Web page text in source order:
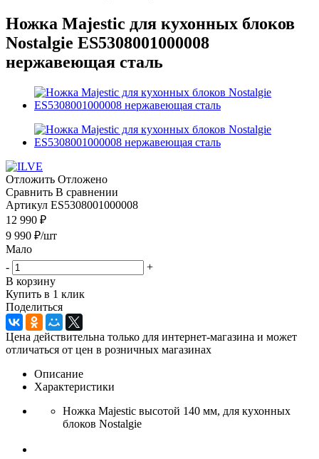
Ножка Majestic для кухонных блоков
Nostalgie ES5308001000008
нержавеющая сталь
Отложить Отложено
Сравнить В сравнении
Артикул ES5308001000008
12 990 ₽
9 990 ₽/шт
Мало
-
+
В корзину
Купить в 1 клик
Поделиться
Цена действительна только для интернет-магазина и может
отличаться от цен в розничных магазинах
Описание
Характеристики
Ножка Majestic высотой 140 мм, для кухонных
блоков Nostalgie